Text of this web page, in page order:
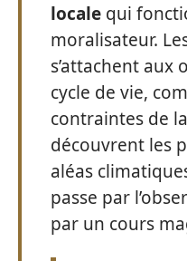
locale qui
moralisateur.
s’attachent aux
cycle de vie,
contraintes de
découvrent les
aléas
passe par
par un cours